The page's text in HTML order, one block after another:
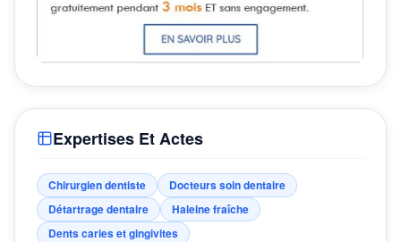
Expertises Et Actes
Chirurgien dentiste
Docteurs soin dentaire
Détartrage dentaire
Haleine fraîche
Dents caries et gingivites